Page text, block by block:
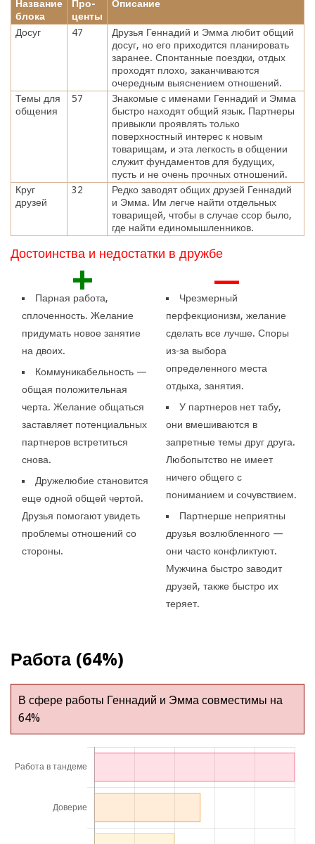
Название
блока
Про-
центы
Описание
Досуг 47
Друзья Геннадий и Эмма любит общий
досуг, но его приходится планировать
заранее. Спонтанные поездки, отдых
проходят плохо, заканчиваются
очередным выяснением отношений.
Темы для
общения
57
Знакомые с именами Геннадий и Эмма
быстро находят общий язык. Партнеры
привыкли проявлять только
поверхностный интерес к новым
товарищам, и эта легкость в общении
служит фундаментов для будущих,
пусть и не очень прочных отношений.
Круг
друзей
32
Редко заводят общих друзей Геннадий
и Эмма. Им легче найти отдельных
товарищей, чтобы в случае ссор было,
где найти единомышленников.
Достоинства и недостатки в дружбе
+
Парная работа,
сплоченность. Желание
придумать новое занятие
на двоих.
Коммуникабельность —
общая положительная
черта. Желание общаться
заставляет потенциальных
партнеров встретиться
снова.
Дружелюбие становится
еще одной общей чертой.
Друзья помогают увидеть
проблемы отношений со
стороны.
—
Чрезмерный
перфекционизм, желание
сделать все лучше. Споры
из-за выбора
определенного места
отдыха, занятия.
У партнеров нет табу,
они вмешиваются в
запретные темы друг друга.
Любопытство не имеет
ничего общего с
пониманием и сочувствием.
Партнерше неприятны
друзья возлюбленного —
они часто конфликтуют.
Мужчина быстро заводит
друзей, также быстро их
теряет.
Работа (64%)
В сфере работы Геннадий и Эмма совместимы на
64%